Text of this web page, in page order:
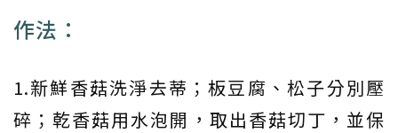
作法：
1.新鮮香菇洗淨去蒂；板豆腐、松子分別壓
碎；乾香菇用水泡開，取出香菇切丁，並保